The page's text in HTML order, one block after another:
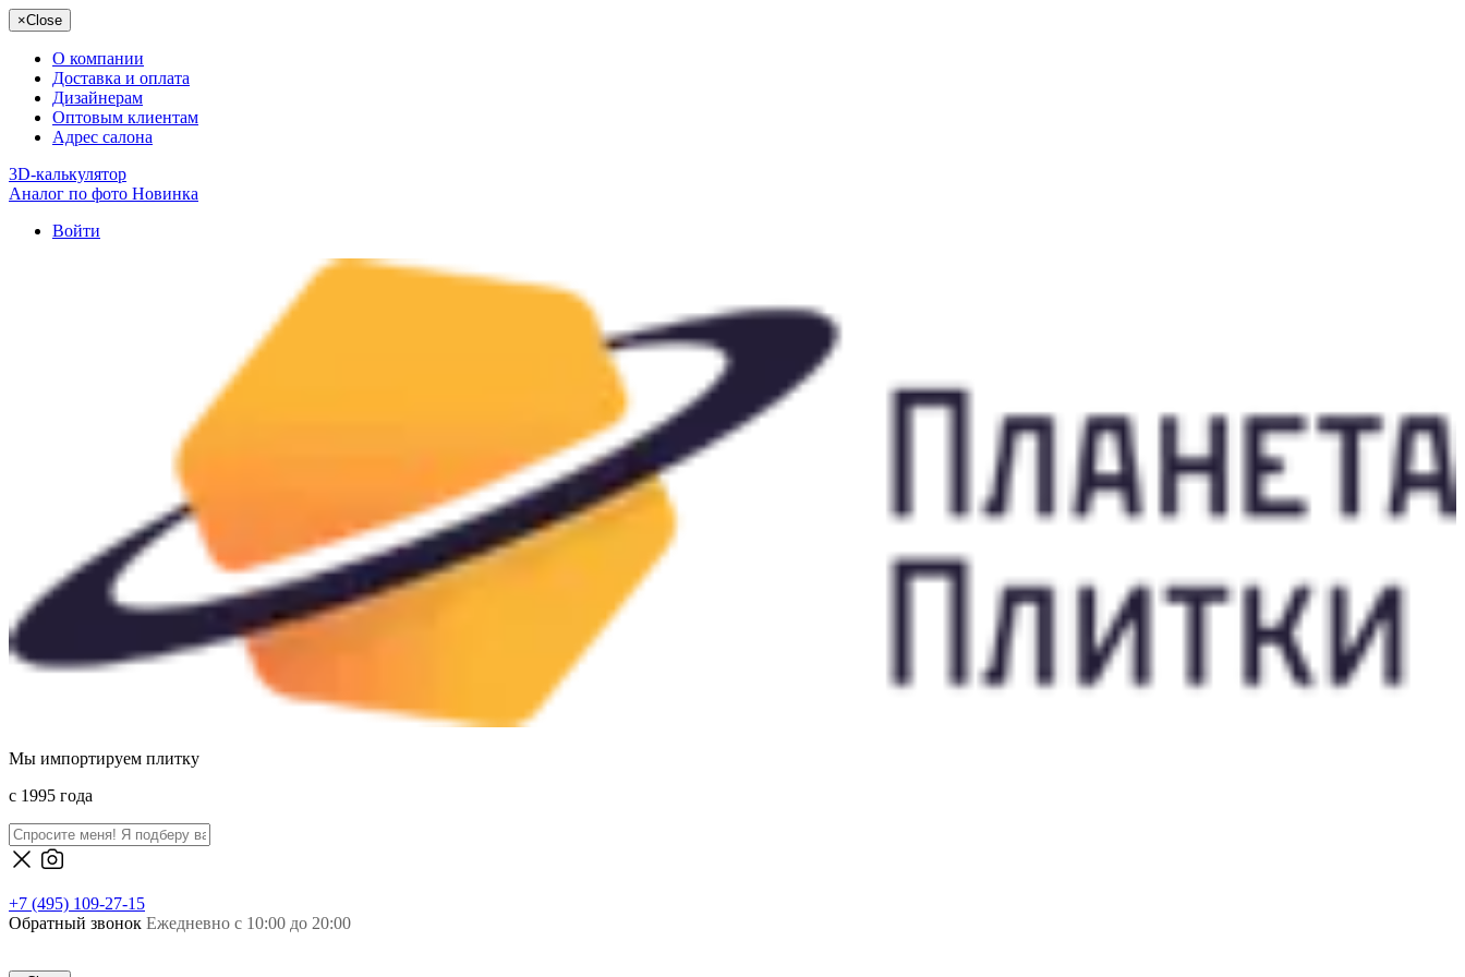
×Close
О компании
Доставка и оплата
Дизайнерам
Оптовым клиентам
Адрес салона
3D-калькулятор
Аналог по фото Новинка
Войти
Мы импортируем плитку
c 1995 года
+7 (495) 109-27-15
Обратный звонок Ежедневно с 10:00 до 20:00